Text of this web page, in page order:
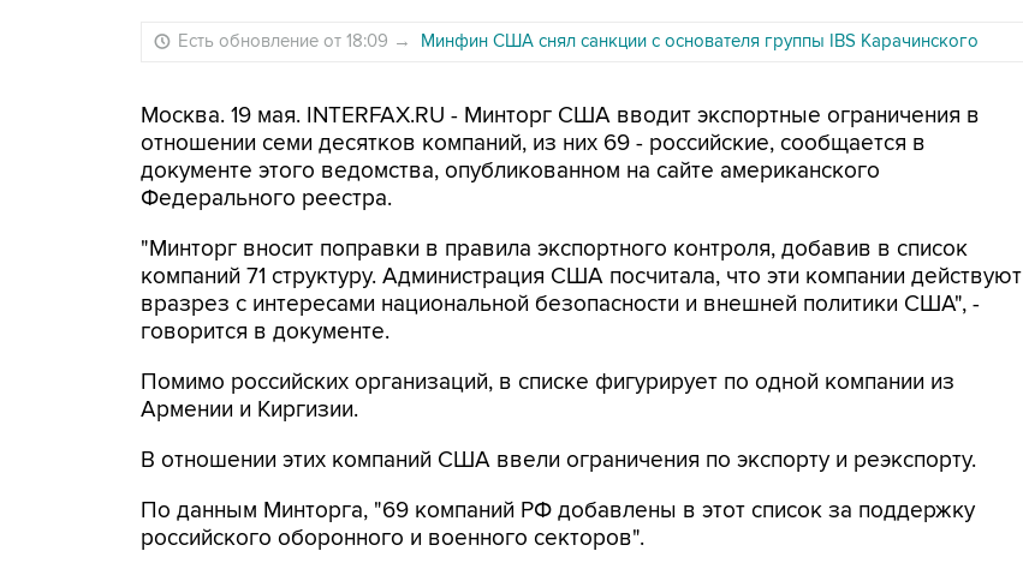
Есть обновление от 18:09 → Минфин США снял санкции с основателя группы IBS Карачинского
Москва. 19 мая. INTERFAX.RU - Минторг США вводит экспортные ограничения в
отношении семи десятков компаний, из них 69 - российские, сообщается в
документе этого ведомства, опубликованном на сайте американского
Федерального реестра.
"Минторг вносит поправки в правила экспортного контроля, добавив в список
компаний 71 структуру. Администрация США посчитала, что эти компании действуют
вразрез с интересами национальной безопасности и внешней политики США", -
говорится в документе.
Помимо российских организаций, в списке фигурирует по одной компании из
Армении и Киргизии.
В отношении этих компаний США ввели ограничения по экспорту и реэкспорту.
По данным Минторга, "69 компаний РФ добавлены в этот список за поддержку
российского оборонного и военного секторов".